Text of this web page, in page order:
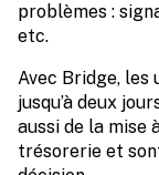
problèmes :
etc.
Avec Bridge,
jusqu’à deux
aussi de la mise
trésorerie et